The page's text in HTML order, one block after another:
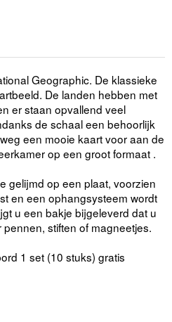
Geographic. De klassieke
De landen hebben met
er staan opvallend veel
de schaal een behoorlijk
een mooie kaart voor aan de
op een groot formaat .
gelijmd op een plaat, voorzien
en een ophangsysteem wordt
u een bakje bijgeleverd dat u
stiften of magneetjes.
1 set (10 stuks) gratis